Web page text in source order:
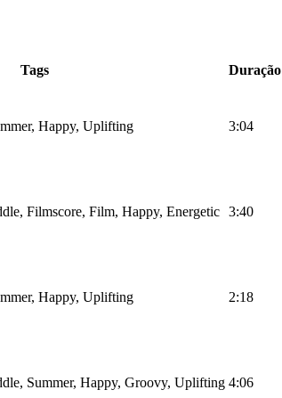
Tags Duração
Happy, Uplifting 3:04
Filmscore, Film, Happy, Energetic 3:40
Happy, Uplifting 2:18
Summer, Happy, Groovy, Uplifting 4:06